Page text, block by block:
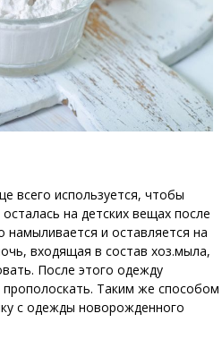
всего используется, чтобы
на детских вещах после
и оставляется на
входящая в состав хоз.мыла,
После этого одежду
Таким же способом
с одежды новорожденного